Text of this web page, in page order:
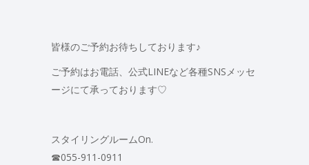
皆様のご予約お待ちしております♪
ご予約はお電話、公式LINEなど各種SNSメッセ
ージにて承っております♡
スタイリングルームOn.
☎︎055-911-0911